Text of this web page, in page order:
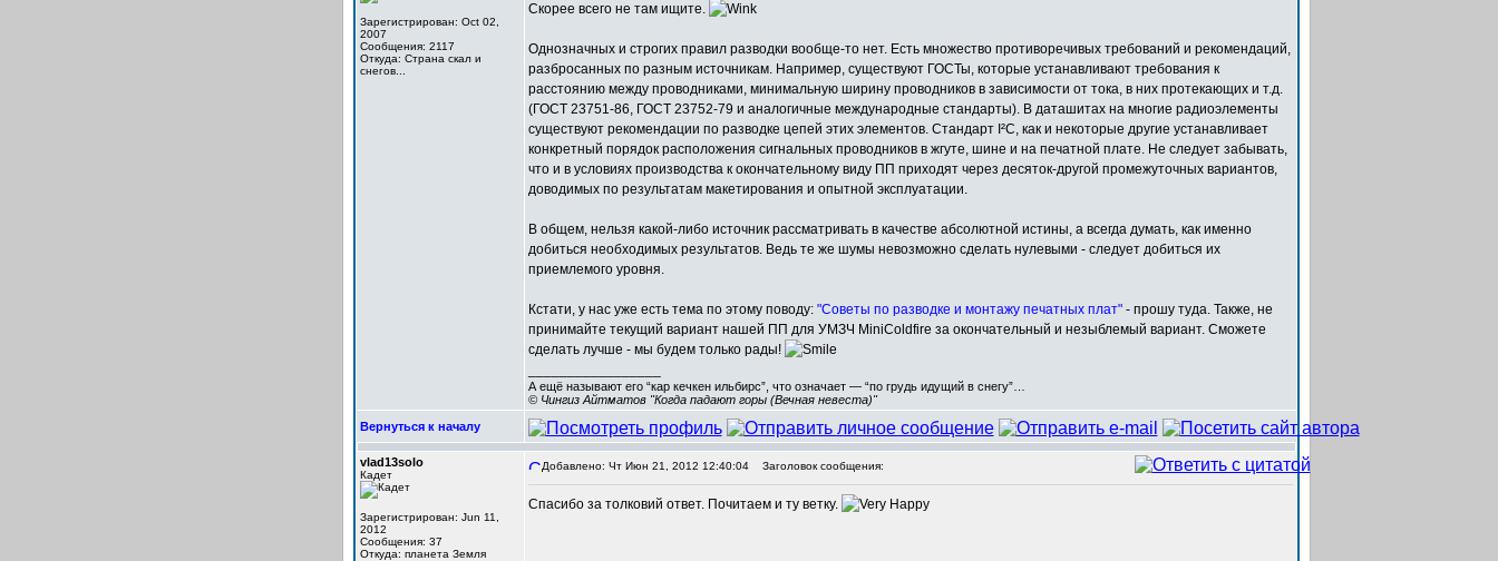
Зарегистрирован: Oct 02,
2007
Сообщения: 2117
Откуда: Cтрана скал и
снегов...
Скорее всего не там ищите.
Однозначных и строгих правил разводки вообще-то нет. Есть множество противоречивых требований и рекомендаций,
разбросанных по разным источникам. Например, существуют ГОСТы, которые устанавливают требования к
расстоянию между проводниками, минимальную ширину проводников в зависимости от тока, в них протекающих и т.д.
(ГОСТ 23751-86, ГОСТ 23752-79 и аналогичные международные стандарты). В даташитах на многие радиоэлементы
существуют рекомендации по разводке цепей этих элементов. Стандарт I²C, как и некоторые другие устанавливает
конкретный порядок расположения сигнальных проводников в жгуте, шине и на печатной плате. Не следует забывать,
что и в условиях производства к окончательному виду ПП приходят через десяток-другой промежуточных вариантов,
доводимых по результатам макетирования и опытной эксплуатации.
В общем, нельзя какой-либо источник рассматривать в качестве абсолютной истины, а всегда думать, как именно
добиться необходимых результатов. Ведь те же шумы невозможно сделать нулевыми - следует добиться их
приемлемого уровня.
Кстати, у нас уже есть тема по этому поводу: "Советы по разводке и монтажу печатных плат"- прошу туда. Также, не
принимайте текущий вариант нашей ПП для УМЗЧ MiniColdfire за окончательный и незыблемый вариант. Сможете
сделать лучше - мы будем только рады!
А ещё называют его “кар кечкен ильбирс”, что означает — “по грудь идущий в снегу”…
© Чингиз Айтматов "Когда падают горы (Вечная невеста)"
Вернуться к началу
vlad13solo
Кадет
Зарегистрирован: Jun 11,
2012
Сообщения: 37
Откуда: планета Земля
Добавлено: Чт Июн 21, 2012 12:40:04 Заголовок сообщения:
Спасибо за толковий ответ. Почитаем и ту ветку.